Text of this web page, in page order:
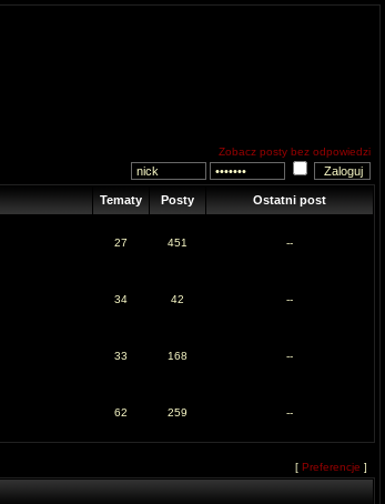
Zobacz posty bez odpowiedzi
Tematy Posty Ostatni post
27 451 --
34 42 --
33 168 --
62 259 --
[ Preferencje ]